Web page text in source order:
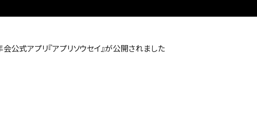
公式アプリ『アプリソウセイ』が公開されました